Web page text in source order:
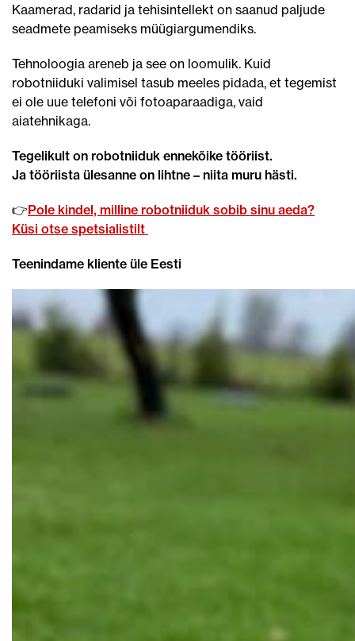
Kaamerad, radarid ja tehisintellekt on saanud paljude
seadmete peamiseks müügiargumendiks.
Tehnoloogia areneb ja see on loomulik. Kuid
robotniiduki valimisel tasub meeles pidada, et tegemist
ei ole uue telefoni või fotoaparaadiga, vaid
aiatehnikaga.
Tegelikult on robotniiduk ennekõike tööriist.
Ja tööriista ülesanne on lihtne – niita muru hästi.
👉Pole kindel, milline robotniiduk sobib sinu aeda?
Küsi otse spetsialistilt
Teenindame kliente üle Eesti